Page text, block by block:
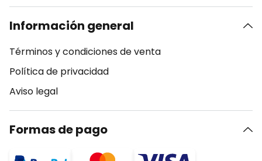
Información general
Términos y condiciones de venta
Política de privacidad
Aviso legal
Formas de pago